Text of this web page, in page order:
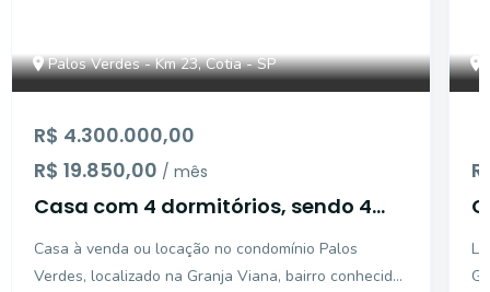
Palos Verdes - Km 23, Cotia - SP
R$ 4.300.000,00
R$ 19.850,00 / mês
Casa com 4 dormitórios, sendo 4
Granja Viana - Cotia
Casa à venda ou locação no condomínio Palos
Verdes, localizado na Granja Viana, bairro conhecido